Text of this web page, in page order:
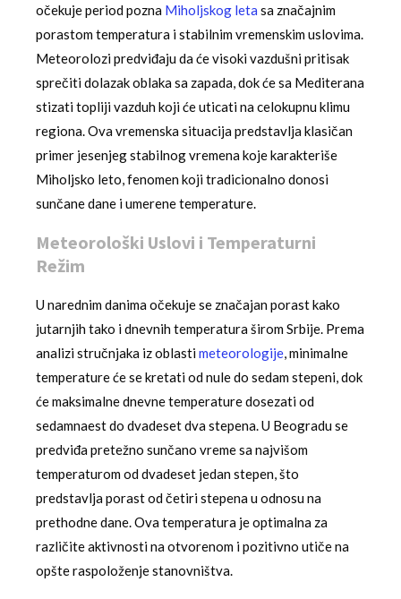
očekuje period pozna Miholjskog leta sa značajnim
porastom temperatura i stabilnim vremenskim uslovima.
Meteorolozi predviđaju da će visoki vazdušni pritisak
sprečiti dolazak oblaka sa zapada, dok će sa Mediterana
stizati topliji vazduh koji će uticati na celokupnu klimu
regiona. Ova vremenska situacija predstavlja klasičan
primer jesenjeg stabilnog vremena koje karakteriše
Miholjsko leto, fenomen koji tradicionalno donosi
sunčane dane i umerene temperature.
Meteorološki Uslovi i Temperaturni
Režim
U narednim danima očekuje se značajan porast kako
jutarnjih tako i dnevnih temperatura širom Srbije. Prema
analizi stručnjaka iz oblastimeteorologije , minimalne
temperature će se kretati od nule do sedam stepeni, dok
će maksimalne dnevne temperature dosezati od
sedamnaest do dvadeset dva stepena. U Beogradu se
predviđa pretežno sunčano vreme sa najvišom
temperaturom od dvadeset jedan stepen, što
predstavlja porast od četiri stepena u odnosu na
prethodne dane. Ova temperatura je optimalna za
različite aktivnosti na otvorenom i pozitivno utiče na
opšte raspoloženje stanovništva.